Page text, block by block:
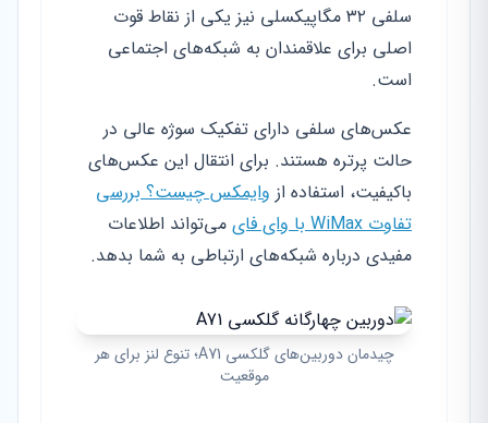
سلفی ۳۲ مگاپیکسلی نیز یکی از نقاط قوت
اصلی برای علاقمندان به شبکه‌های اجتماعی
است.
عکس‌های سلفی دارای تفکیک سوژه عالی در
حالت پرتره هستند. برای انتقال این عکس‌های
باکیفیت، استفاده از وایمکس چیست؟ بررسی
تفاوت WiMax با وای فای
می‌تواند اطلاعات
مفیدی درباره شبکه‌های ارتباطی به شما بدهد.
چیدمان دوربین‌های گلکسی A71؛ تنوع لنز برای هر
موقعیت